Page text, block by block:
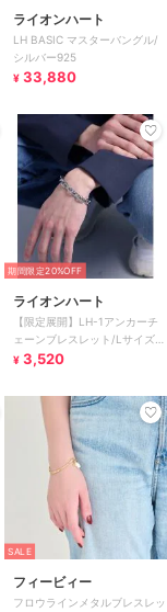
ライオンハート
LH BASIC マスターバングル/
シルバー925
¥ 33,880
期間限定20%OFF
ライオンハート
【限定展開】LH-1アンカーチ
ェーンブレスレット/Lサイズ/
サージカルステンレス 金属ア
¥ 3,520
SALE
フィービィー
フロウラインメタルブレスレッ